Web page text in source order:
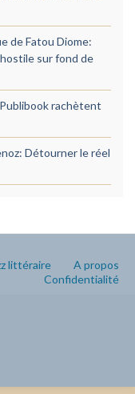
de Fatou Diome:
sur fond de
rachètent
Détourner le réel
littéraire
A propos
Confidentialité